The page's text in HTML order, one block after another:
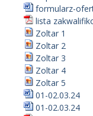
formularz-
lista
Zoltar 1
Zoltar 2
Zoltar 3
Zoltar 4
Zoltar 5
01-02.03.24
01-02.03.24